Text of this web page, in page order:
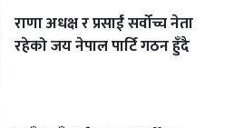
राणा अधक्ष र प्रसाईं सर्वोच्च नेता
रहेको जय नेपाल पार्टि गठन हुँदै